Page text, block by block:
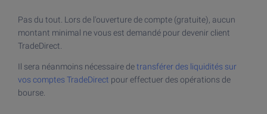
Investir dans des ETF
Investir dans les cryptos
Investir dans l'or
Plateforme de trading
Devenir client
Devenir client
Devenir client > Documents
Pas du tout. Lors de l'ouverture de compte (gratuite), aucun
montant minimal ne vous est demandé pour devenir client
TradeDirect.
Il sera néanmoins nécessaire detransférer des liquidités sur
vos comptes TradeDirect pour effectuer des opérations de
bourse.